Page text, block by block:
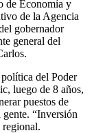
de Economía y
de la Agencia
gobernador
general del
del Poder
luego de 8 años,
puestos de
“Inversión
regional.